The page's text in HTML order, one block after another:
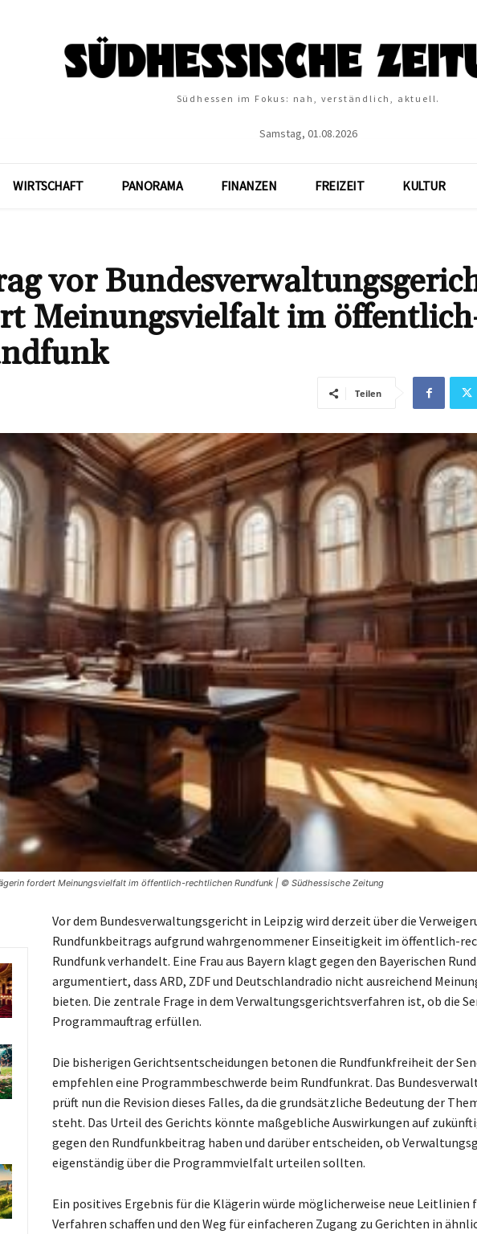
Südhessen im Fokus: nah, verständlich, aktuell.
Samstag, 01.08.2026
WIRTSCHAFT PANORAMA FINANZEN FREIZEIT KULTUR
vor
Meinungsvielfalt im
Teilen
fordert Meinungsvielfalt im öffentlich-rechtlichen Rundfunk | © Südhessische Zeitung
Vor dem Bundesverwaltungsgericht in Leipzig wird derzeit über die
Rundfunkbeitrags aufgrund wahrgenommener Einseitigkeit im öffentlich-
Rundfunk verhandelt. Eine Frau aus Bayern klagt gegen den Bayerischen
argumentiert, dass ARD, ZDF und Deutschlandradio nicht ausreichend
bieten. Die zentrale Frage in dem Verwaltungsgerichtsverfahren ist, ob die
Programmauftrag erfüllen.
Die bisherigen Gerichtsentscheidungen betonen die Rundfunkfreiheit der
empfehlen eine Programmbeschwerde beim Rundfunkrat. Das
prüft nun die Revision dieses Falles, da die grundsätzliche Bedeutung der
steht. Das Urteil des Gerichts könnte maßgebliche Auswirkungen auf
gegen den Rundfunkbeitrag haben und darüber entscheiden, ob
eigenständig über die Programmvielfalt urteilen sollten.
Ein positives Ergebnis für die Klägerin würde möglicherweise neue Leitlinien
Verfahren schaffen und den Weg für einfacheren Zugang zu Gerichten in